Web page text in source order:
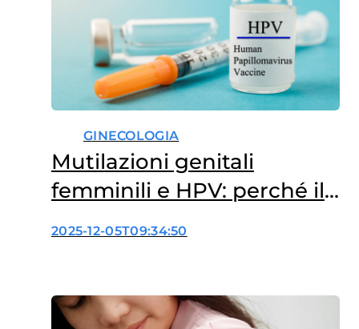
GINECOLOGIA
Mutilazioni genitali
femminili e HPV: perché il
rischio aumenta?
2025-12-05T09:34:50